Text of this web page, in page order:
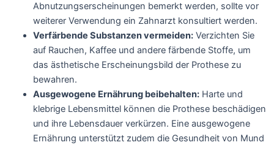
Abnutzungserscheinungen bemerkt werden, sollte vor
weiterer Verwendung ein Zahnarzt konsultiert werden.
Verfärbende Substanzen vermeiden:Verzichten Sie
auf Rauchen, Kaffee und andere färbende Stoffe, um
das ästhetische Erscheinungsbild der Prothese zu
bewahren.
Ausgewogene Ernährung beibehalten:Harte und
klebrige Lebensmittel können die Prothese beschädigen
und ihre Lebensdauer verkürzen. Eine ausgewogene
Ernährung unterstützt zudem die Gesundheit von Mund